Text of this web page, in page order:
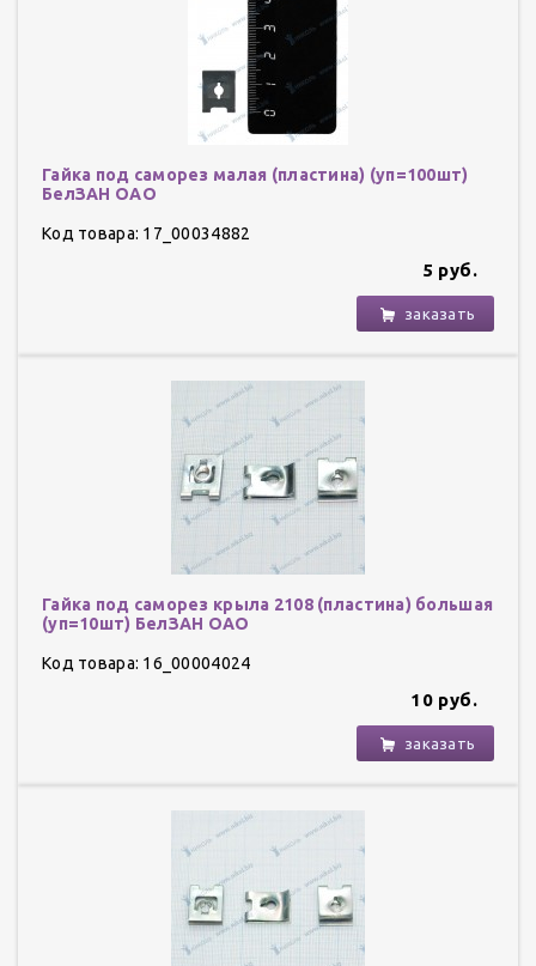
Гайка под саморез малая (пластина) (yп=100шт)
БелЗАН ОАО
Код товара: 17_00034882
5 руб.
заказать
Гайка под саморез крыла 2108 (пластина) большая
(уп=10шт) БелЗАН ОАО
Код товара: 16_00004024
10 руб.
заказать